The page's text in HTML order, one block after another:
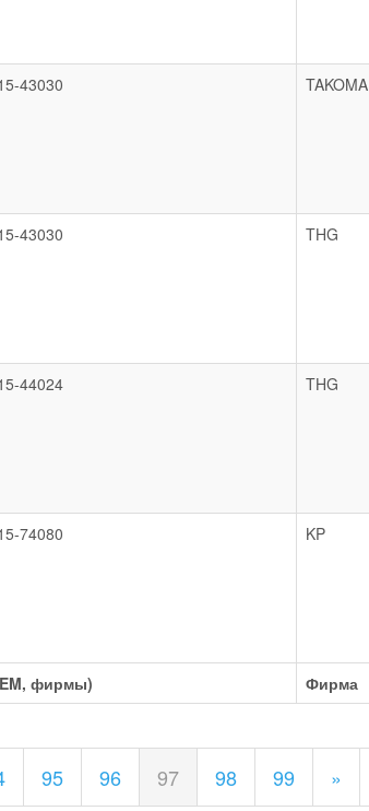
фирмы) Фирма
43030 TAKOMA
43030 THG
44024 THG
74080 KP
95 96 97 98 99 »